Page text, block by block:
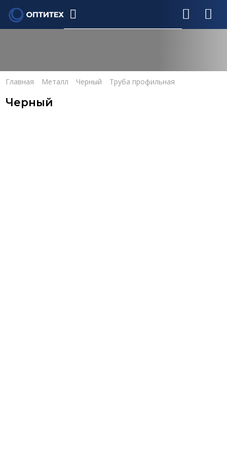
Главная Металл Черный Труба профильная
Черный